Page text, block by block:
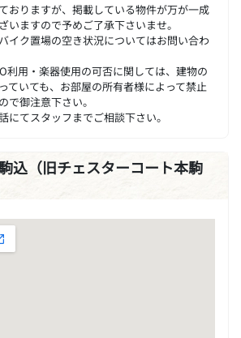
おりますが、掲載している物件が万が一成
いますので予めご了承下さいませ。
イク置場の空き状況についてはお問い合わ
利用・楽器使用の可否に関しては、建物の
ていても、お部屋の所有者様によって禁止
で御注意下さい。
にてスタッフまでご相談下さい。
込（旧チェスターコート本駒